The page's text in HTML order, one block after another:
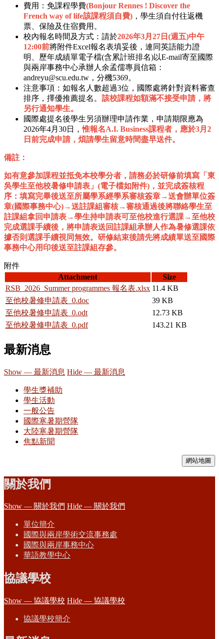
費用：免課程學費(Bonjour Rennes ! Discover the
French way of life該課程須自費) ，學生須自付往返機
票、保險及住宿費用。
校內報名時間及方式：請於2026年3月27日(週五)中午
12:00前將附件Excel報名表填妥後，連同英語能力證
明、歷年成績單電子檔(含累計班排名)以E-mail寄至國際
與兩岸事務中心承辦人余孟儒專員信箱：
andreyu@scu.edu.tw，分機5369。
注意事項：如報名人數超過3位，國際處將針對資料審查
排序，擇優推薦提名。 該校課程如額滿不接受申請，將
另行通知學生。
國際處提名後學生另須辦理申請作業，申請期限應為
2026年4月30日，惟報名A.I. Business課程者，應於3月2
日前完成申請，煩請學生留意時間盡早送件。
備註：
如有意參加課程並抵免本校學分者，請務必於研修前填寫「東
吳學生至他校暑修申請表」(電子檔如附件)，並完成簽核程
序：填寫完畢後送至所屬學系經學系審核簽章→送會辦單位簽
章(國際事務中心)→送註課組審核→審核通過後將聯絡學生至
註課組拿回申請表→學生持申請表可至他校進行選課→至他校
完成選課手續後，將申請表送回註課組承辦人作為暑修選課依
據否則選課手續視同無效。研修結束後請先將成績單送至國際
事務中心用印後送至註課組存參。
附件
Attachment
Size
RSB_2026_Summer programmes 報名表.xlsx 11.4 KB
至他校暑修申請表_0.doc
39 KB
至他校暑修申請表_0.odt
12.73 KB
至他校暑修申請表_0.pdf
143.21 KB
最新消息
Show — 最新消息 Hide — 最新消息
學生獎補助
學生活動
一般公告
國際寒暑期營隊
大陸寒暑期營隊
焦點新聞
網站地圖
關於我們
Show — 關於我們 Hide — 關於我們
單位簡介
國際與兩岸學術交流事務處
國際與兩岸事務中心
華語教學中心
協議學校
Show — 協議學校 Hide — 協議學校
協議學校簡介